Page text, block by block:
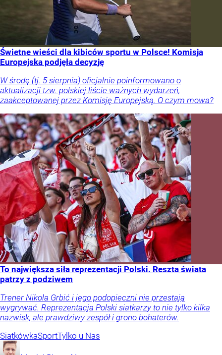
Świetne wieści dla kibiców sportu w Polsce! Komisja
Europejska podjęła decyzję
W środę (tj. 5 sierpnia) oficjalnie poinformowano o
aktualizacji tzw. polskiej liście ważnych wydarzeń,
zaakceptowanej przez Komisję Europejską. O czym mowa?
To największa siła reprezentacji Polski. Reszta świata
patrzy z podziwem
Trener Nikola Grbić i jego podopieczni nie przestają
wygrywać. Reprezentacja Polski siatkarzy to nie tylko kilka
nazwisk, ale prawdziwy zespół i grono bohaterów.
SiatkówkaSportTylko u Nas